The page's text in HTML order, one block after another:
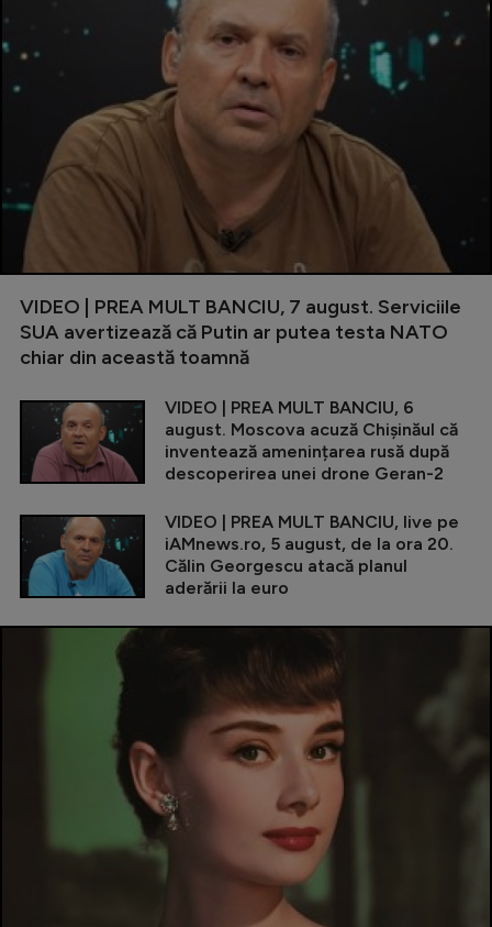
VIDEO | PREA MULT BANCIU, 7 august. Serviciile
SUA avertizează că Putin ar putea testa NATO
chiar din această toamnă
VIDEO | PREA MULT BANCIU, 6
august. Moscova acuză Chișinăul că
inventează amenințarea rusă după
descoperirea unei drone Geran-2
VIDEO | PREA MULT BANCIU, live pe
iAMnews.ro, 5 august, de la ora 20.
Călin Georgescu atacă planul
aderării la euro